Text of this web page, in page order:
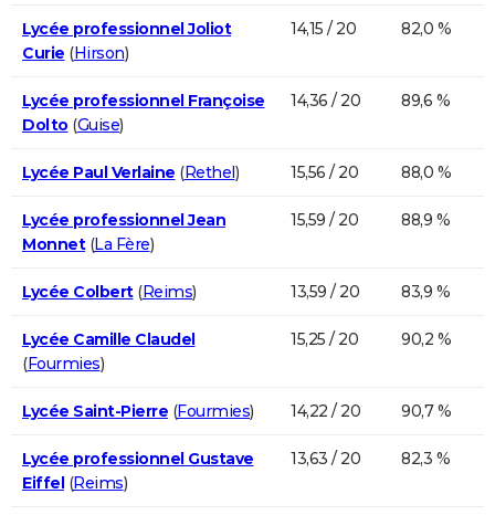
Lycée professionnel Joliot
Curie (Hirson)
14,15 / 20 82,0 %
Lycée professionnel Françoise
Dolto (Guise)
14,36 / 20 89,6 %
Lycée Paul Verlaine (Rethel) 15,56 / 20 88,0 %
Lycée professionnel Jean
Monnet(La Fère)
15,59 / 20 88,9 %
Lycée Colbert(Reims) 13,59 / 20 83,9 %
Lycée Camille Claudel
(Fourmies)
15,25 / 20 90,2 %
Lycée Saint-Pierre (Fourmies) 14,22 / 20 90,7 %
Lycée professionnel Gustave
Eiffel(Reims)
13,63 / 20 82,3 %